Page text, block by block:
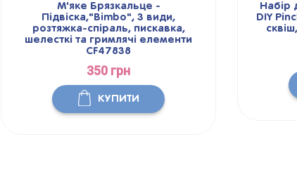
М'яке Брязкальце -
Підвіска,"Bimbo", 3 види,
розтяжка-спіраль, пискавка,
шелесткі та гримлячі елементи
CF47838
350 грн
КУПИТИ
Набір
DIY